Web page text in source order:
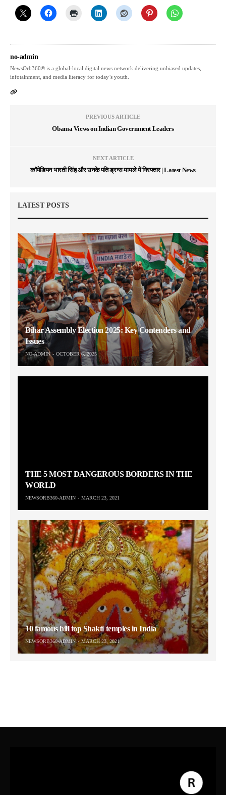
no-admin
NewsOrb360® is a global-local digital news network delivering unbiased updates,
infotainment, and media literacy for today’s youth.
PREVIOUS ARTICLE
Obama Views on Indian Government Leaders
NEXT ARTICLE
कॉमेडियन भारती सिंह और उनके पति ड्रग्स मामले में गिरफ्तार | Latest News
LATEST POSTS
Bihar Assembly Election 2025: Key Contenders and
Issues
NO-ADMIN OCTOBER 6, 2025
THE 5 MOST DANGEROUS BORDERS IN THE
WORLD
NEWSORB360-ADMIN MARCH 23, 2021
10 famous hill top Shakti temples in India
NEWSORB360-ADMIN MARCH 23, 2021